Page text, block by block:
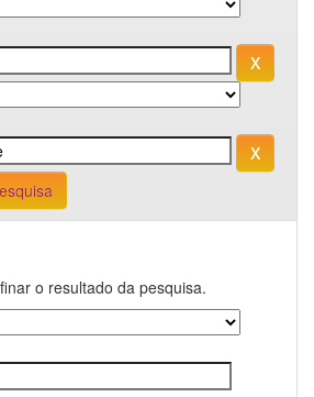
o resultado da pesquisa.